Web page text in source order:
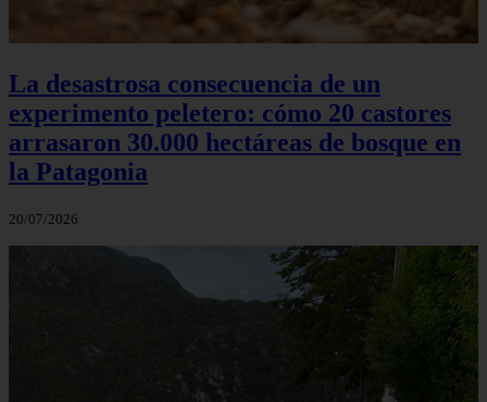
La desastrosa consecuencia de un
experimento peletero: cómo 20 castores
arrasaron 30.000 hectáreas de bosque en
la Patagonia
20/07/2026